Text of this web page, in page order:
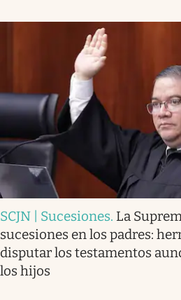
SCJN | Sucesiones. La
sucesiones en los padres:
disputar los testamentos
los hijos